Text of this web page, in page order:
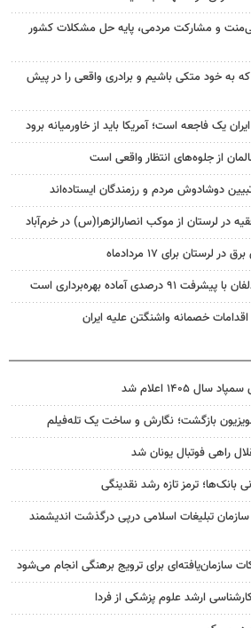
و مشارکت مردمی، پایه حل مشکلات کشور
به خود متکی باشیم و برادری واقعی را در پیش
یک فاجعه است؛ آمریکا باید از خاورمیانه برود
از جلوه‌های انتظار واقعی است
دوشادوش مردم و رزمندگان ایستاده‌اند
در لرستان از موکب انصارالزهرا(س) در خرم‌آباد
برای ۱۷ مردادماه
خصمانه واشنگتن علیه ایران
۱۴۰۵ اعلام شد
تلویزیون بازگشت؛ نگارش و ساخت یک تله‌فیلم
راهی فوتبال یونان شد
بانک‌ها؛ ترمز تازه رشد نقدینگی
تبلیغات اسلامی درپی درگذشت اندیشمند
سازمان‌یافته‌ای برای ترویج برهنگی انجام می‌شود
ارشد علوم پزشکی از فردا